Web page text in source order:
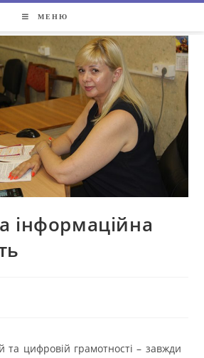
МЕНЮ
інформаційна
та цифровій грамотності – завжди